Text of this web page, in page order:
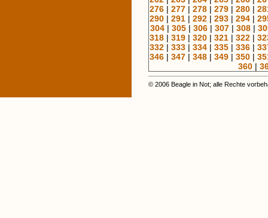
276 | 277 | 278 | 279 | 280 |
290 | 291 | 292 | 293 | 294 |
304| 305| 306| 307| 308|
318 | 319 | 320 | 321 | 322 |
332 | 333 | 334 | 335 | 336 |
346 | 347 | 348 | 349 | 350 |
360 |
© 2006 Beagle in Not; alle Rechte